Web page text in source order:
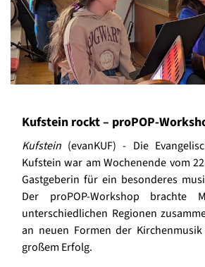
Kufstein rockt – proPOP-
Kufstein (evanKUF) - Die
Kufstein war am Wochenende vom
Gastgeberin für ein besonderes
Der proPOP-Workshop brachte
unterschiedlichen Regionen
an neuen Formen der
großem Erfolg.